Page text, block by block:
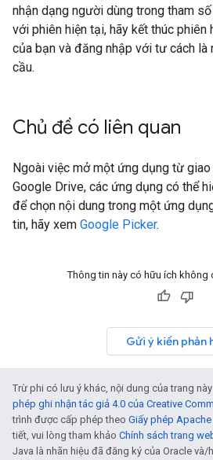
nhận dạng người dùng trong tham số
với phiên hiện tại, hãy kết thúc phiên
của bạn và đăng nhập với tư cách
cầu.
Chủ đề có liên quan
Ngoài việc mở một ứng dụng từ
Google Drive, các ứng dụng có thể
để chọn nội dung trong một ứng
tin, hãy xem Google Picker.
Thông tin này có hữu ích không
Gửi ý kiến phản
Trừ phi có lưu ý khác, nội dung của trang
phép ghi nhận tác giả 4.0 của Creative
trình được cấp phép theo Giấy phép Apache
tiết, vui lòng tham khảo Chính sách trang
Java là nhãn hiệu đã đăng ký của Oracle